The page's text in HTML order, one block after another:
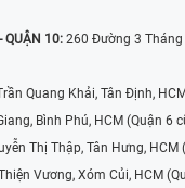
QUẬN 10: 260 Đường 3
Quang Khải, Tân Định,
Bình Phú, HCM (Quận 6
Thị Thập, Tân Hưng, HCM
Vương, Xóm Củi, HCM